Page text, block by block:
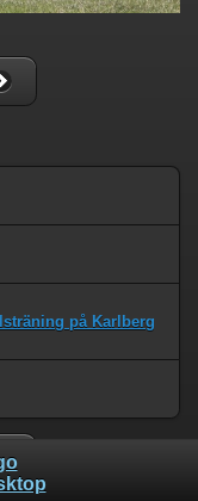
på Karlberg